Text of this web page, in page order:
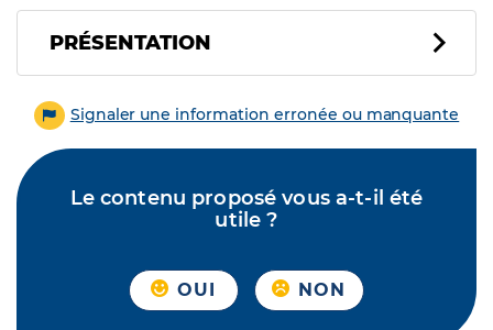
PRÉSENTATION
Signaler une information erronée ou manquante
Le contenu proposé vous a-t-il été
utile ?
OUI NON